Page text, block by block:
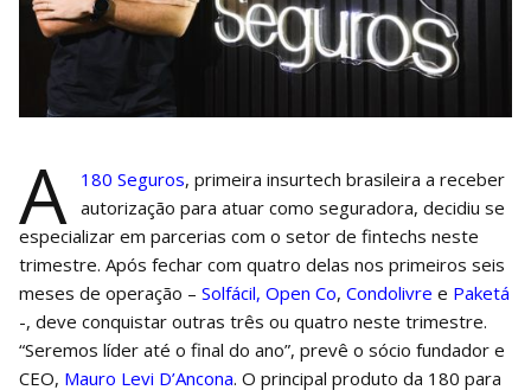
A 180 Seguros, primeira insurtech brasileira a receber
autorização para atuar como seguradora, decidiu se
especializar em parcerias com o setor de fintechs neste
trimestre. Após fechar com quatro delas nos primeiros seis
meses de operação – Solfácil, Open Co, Condolivre e Paketá
-, deve conquistar outras três ou quatro neste trimestre.
“Seremos líder até o final do ano”, prevê o sócio fundador e
CEO, Mauro Levi D’Ancona. O principal produto da 180 para